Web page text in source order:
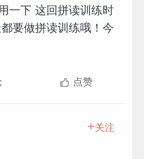
一下 这回拼读训练时
要做拼读训练哦！今
点赞
+关注